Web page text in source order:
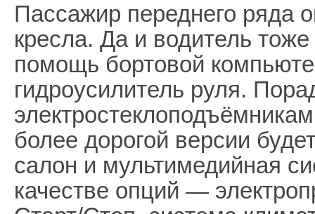
Пассажир переднего ряда
кресла. Да и водитель
помощь бортовой
гидроусилитель руля.
более дорогой версии
салон и мультимедийная
качестве опций —